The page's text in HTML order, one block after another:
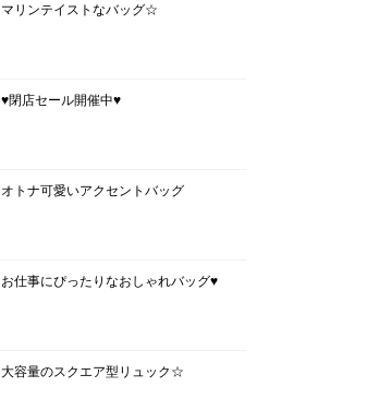
マリンテイストなバッグ☆
♥閉店セール開催中♥
オトナ可愛いアクセントバッグ
お仕事にぴったりなおしゃれバッグ♥
大容量のスクエア型リュック☆